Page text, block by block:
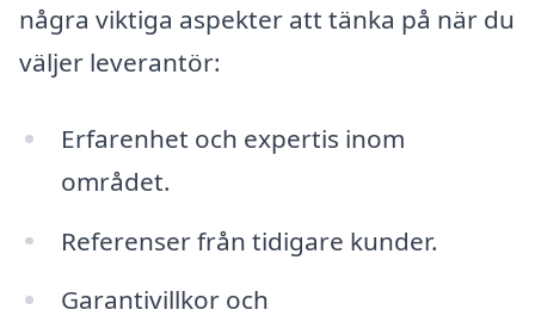
några viktiga aspekter att tänka på när du
väljer leverantör:
Erfarenhet och expertis inom
området.
Referenser från tidigare kunder.
Garantivillkor och